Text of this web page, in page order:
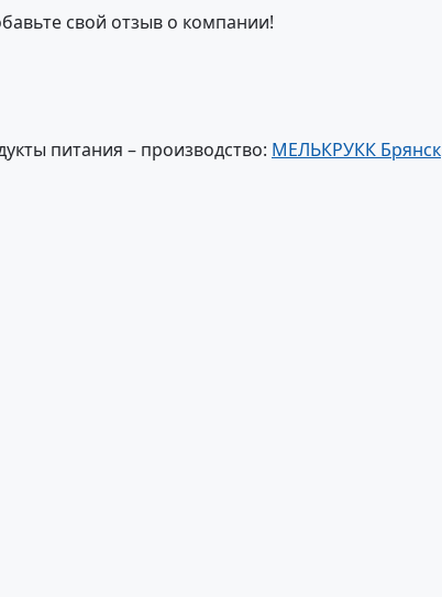
свой отзыв о компании!
питания – производство: МЕЛЬКРУКК Брянск